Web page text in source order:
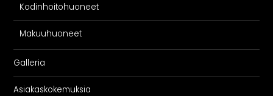
Kodinhoitohuoneet
Makuuhuoneet
Galleria
Asiakaskokemuksia